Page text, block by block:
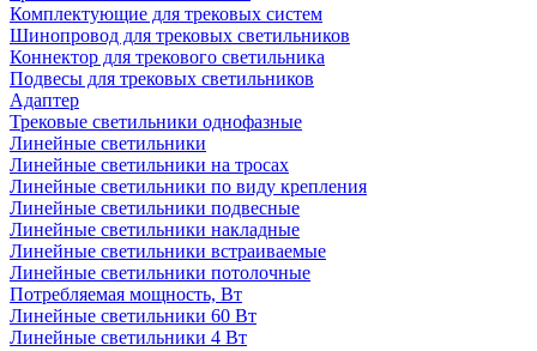
Комплектующие для трековых систем
Шинопровод для трековых светильников
Коннектор для трекового светильника
Подвесы для трековых светильников
Адаптер
Трековые светильники однофазные
Линейные светильники
Линейные светильники на тросах
Линейные светильники по виду крепления
Линейные светильники подвесные
Линейные светильники накладные
Линейные светильники встраиваемые
Линейные светильники потолочные
Потребляемая мощность, Вт
Линейные светильники 60 Вт
Линейные светильники 4 Вт